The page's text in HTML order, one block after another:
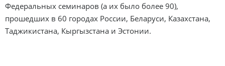
Федеральных семинаров (а их было более 90),
прошедших в 60 городах России, Беларуси, Казахстана,
Таджикистана, Кыргызстана и Эстонии.